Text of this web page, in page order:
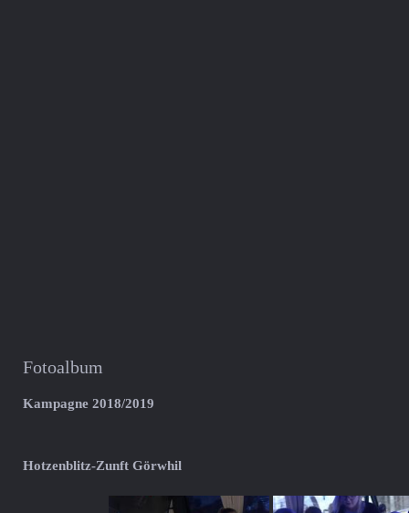
Fotoalbum
Kampagne 2018/2019
Hotzenblitz-Zunft Görwhil